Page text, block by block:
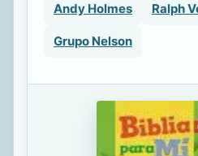
Andy Holmes Ralph
Grupo Nelson